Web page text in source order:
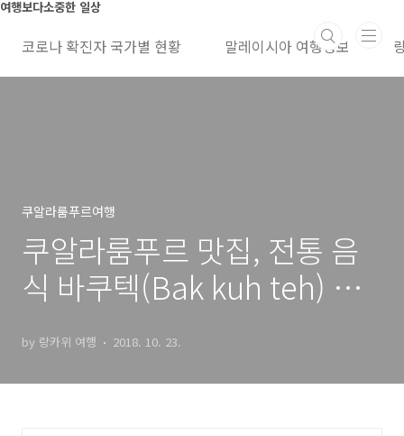
본문 바로가기
여행보다소중한 일상
코로나 확진자 국가별 현황 말레이시아 여행정보
쿠알라룸푸르여행
쿠알라룸푸르 맛집, 전통 음
식 바쿠텍(Bak kuh teh) 와
by 랑카위 여행 2018. 10. 23.